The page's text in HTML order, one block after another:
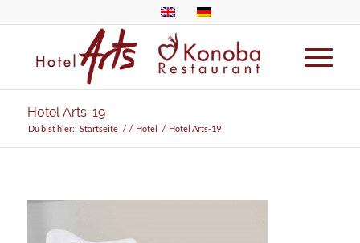
Hotel Arts-19
Du bist hier: Startseite / / Hotel / Hotel Arts-19